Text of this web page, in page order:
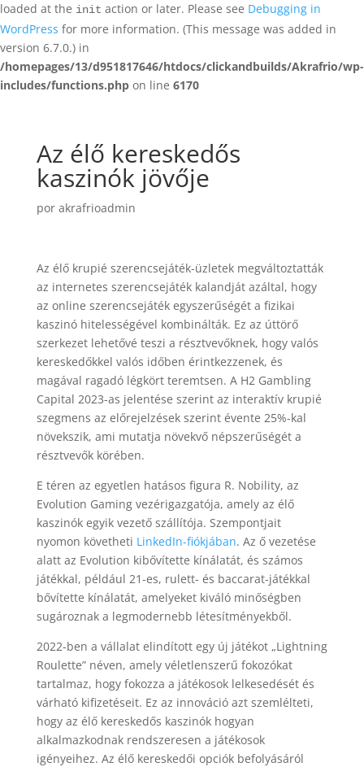
loaded at the init action or later. Please see Debugging in
WordPress for more information. (This message was added in
version 6.7.0.) in
/homepages/13/d951817646/htdocs/clickandbuilds/Akrafrio/wp-
includes/functions.php on line 6170
Az élő kereskedős
kaszinók jövője
por akrafrioadmin
Az élő krupié szerencsejáték-üzletek megváltoztatták
az internetes szerencsejáték kalandját azáltal, hogy
az online szerencsejáték egyszerűségét a fizikai
kaszinó hitelességével kombinálták. Ez az úttörő
szerkezet lehetővé teszi a résztvevőknek, hogy valós
kereskedőkkel valós időben érintkezzenek, és
magával ragadó légkört teremtsen. A H2 Gambling
Capital 2023-as jelentése szerint az interaktív krupié
szegmens az előrejelzések szerint évente 25%-kal
növekszik, ami mutatja növekvő népszerűségét a
résztvevők körében.
E téren az egyetlen hatásos figura R. Nobility, az
Evolution Gaming vezérigazgatója, amely az élő
kaszinók egyik vezető szállítója. Szempontjait
nyomon követheti LinkedIn-fiókjában. Az ő vezetése
alatt az Evolution kibővítette kínálatát, és számos
játékkal, például 21-es, rulett- és baccarat-játékkal
bővítette kínálatát, amelyeket kiváló minőségben
sugároznak a legmodernebb létesítményekből.
2022-ben a vállalat elindított egy új játékot „Lightning
Roulette” néven, amely véletlenszerű fokozókat
tartalmaz, hogy fokozza a játékosok lelkesedését és
várható kifizetéseit. Ez az innováció azt szemlélteti,
hogy az élő kereskedős kaszinók hogyan
alkalmazkodnak rendszeresen a játékosok
igényeihez. Az élő kereskedői opciók befolyásáról